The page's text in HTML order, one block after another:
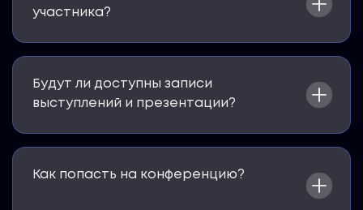
участника?
Будут ли доступны записи
выступлений и презентации?
Как попасть на конференцию?